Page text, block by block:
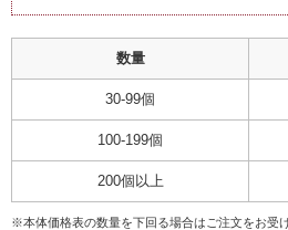
数量
30-99個
100-199個
200個以上
※本体価格表の数量を下回る場合はご注文をお受